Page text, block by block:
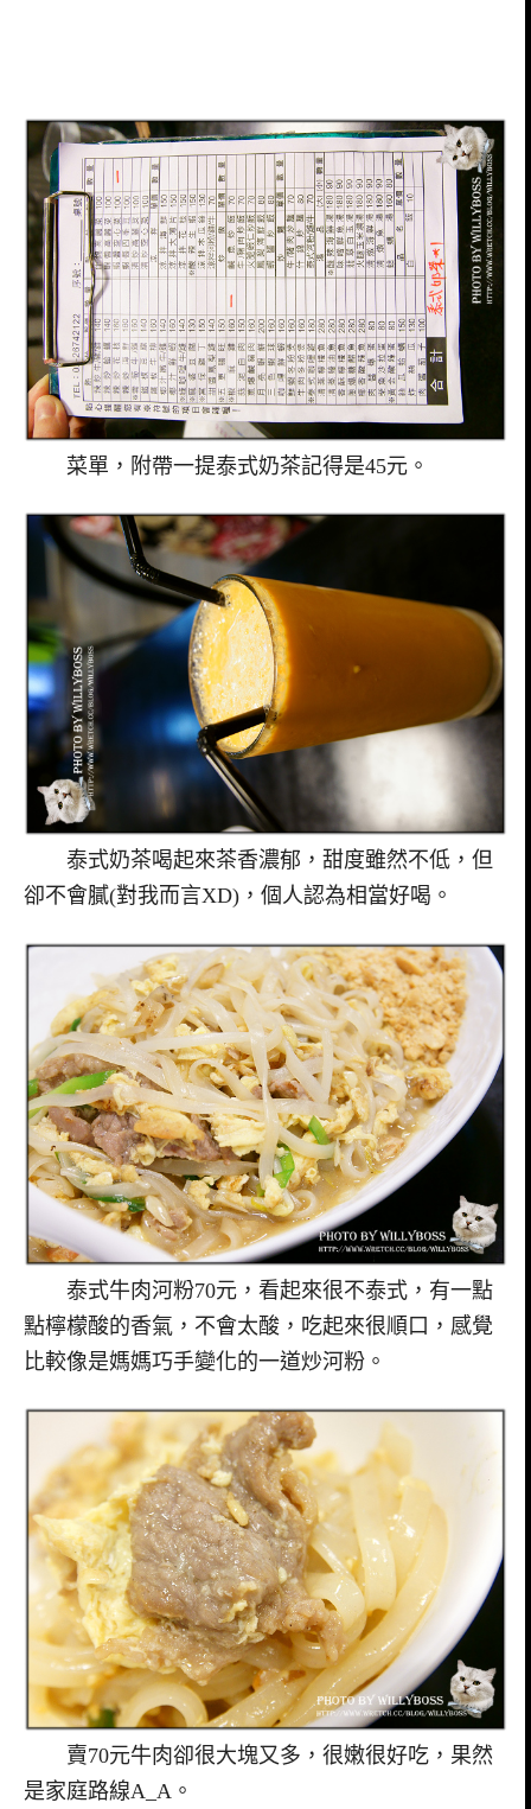
菜單，附帶一提泰式奶茶記得是45元。
泰式奶茶喝起來茶香濃郁，甜度雖然不低，但
卻不會膩(對我而言XD)，個人認為相當好喝。
泰式牛肉河粉70元，看起來很不泰式，有一點
點檸檬酸的香氣，不會太酸，吃起來很順口，感覺
比較像是媽媽巧手變化的一道炒河粉。
賣70元牛肉卻很大塊又多，很嫩很好吃，果然
是家庭路線A_A。